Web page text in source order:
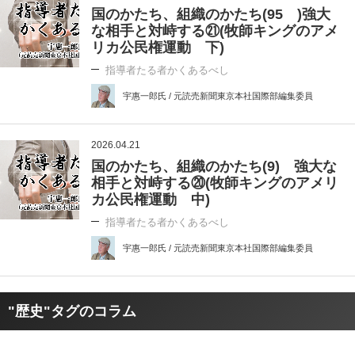
国のかたち、組織のかたち(95 )強大
な相手と対峙する㉑(牧師キングのアメ
リカ公民権運動 下)
指導者たる者かくあるべし
宇惠一郎氏 / 元読売新聞東京本社国際部編集委員
2026.04.21
国のかたち、組織のかたち(9) 強大な
相手と対峙する⑳(牧師キングのアメリ
カ公民権運動 中)
指導者たる者かくあるべし
宇惠一郎氏 / 元読売新聞東京本社国際部編集委員
"歴史"タグのコラム